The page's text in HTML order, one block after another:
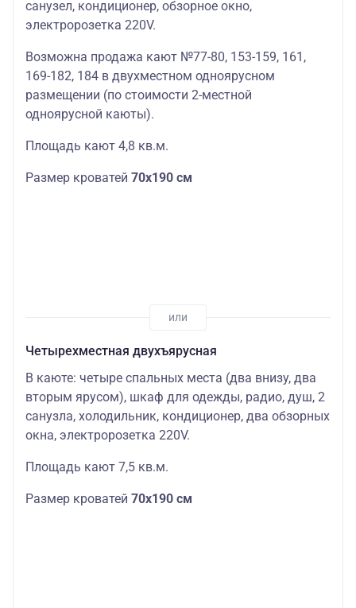
санузел, кондиционер, обзорное окно,
электророзетка 220V.
Возможна продажа кают №77-80, 153-159, 161,
169-182, 184 в двухместном одноярусном
размещении (по стоимости 2-местной
одноярусной каюты).
Площадь кают 4,8 кв.м.
Размер кроватей 70х190 см
Четырехместная двухъярусная
В каюте: четыре спальных места (два внизу, два
вторым ярусом), шкаф для одежды, радио, душ, 2
санузла, холодильник, кондиционер, два обзорных
окна, электророзетка 220V.
Площадь кают 7,5 кв.м.
Размер кроватей 70х190 см